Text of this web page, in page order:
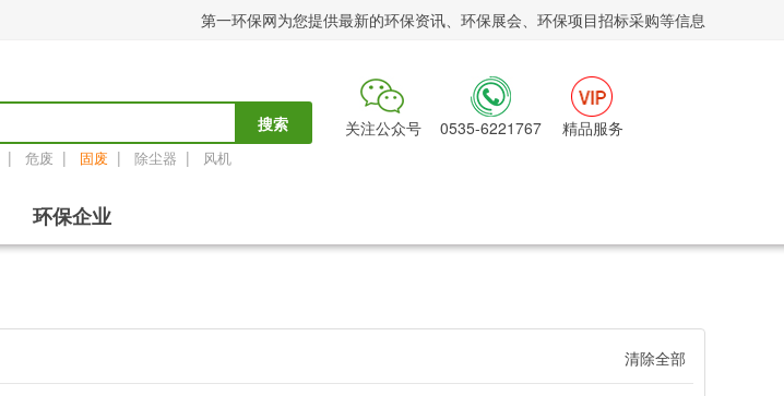
第一环保网为您提供最新的环保资讯、环保展会、环保项目招标采购等信息
搜索
| 危废 | 固废 | 除尘器 | 风机
关注公众号 0535-6221767 精品服务
环保企业
清除全部